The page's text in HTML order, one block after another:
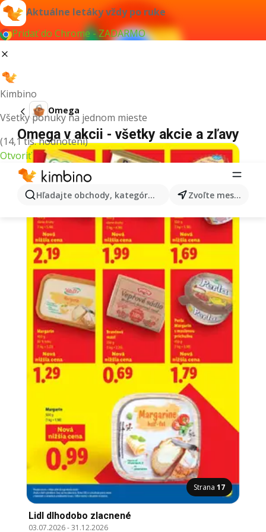
Aktuálne letáky vždy po ruke
Pridať do Chrome - ZADARMO
Kimbino
Všetky ponuky na jednom mieste
(14,1 tis. hodnotení)
Otvoriť
Hľadajte obchody, kategórie, produkty... Zvoľte mesto
Omega
Omega v akcii - všetky akcie a zľavy
Strana 17
Lidl dlhodobo zlacnené
03.07.2026-31.12.2026